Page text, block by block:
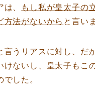
、
もし私が皇太子の
方法がないから と言い
言うリアスに対し、だ
けないし、皇太子もこ
した。